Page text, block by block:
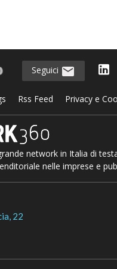
Seguici
Rss Feed Privacy e
network in Italia di
nelle imprese e
22